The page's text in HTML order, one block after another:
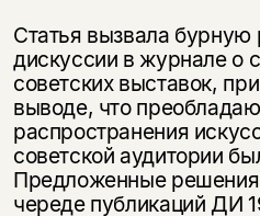
Статья вызвала
дискуссии в журнале о
советских выставок,
выводе, что
распространения
советской аудитории
Предложенные
череде публикаций ДИ